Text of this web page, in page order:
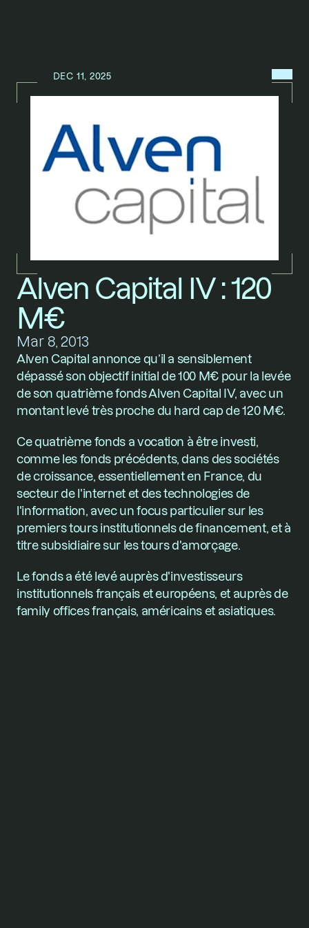
NEW
DEC 11, 2025
Alven Capital IV : 120
M€
Mar 8, 2013
Alven Capital annonce qu’il a sensiblement
dépassé son objectif initial de 100 M€ pour la levée
de son quatrième fonds Alven Capital IV, avec un
montant levé très proche du hard cap de 120 M€.
Ce quatrième fonds a vocation à être investi,
comme les fonds précédents, dans des sociétés
de croissance, essentiellement en France, du
secteur de l'internet et des technologies de
l'information, avec un focus particulier sur les
premiers tours institutionnels de financement, et à
titre subsidiaire sur les tours d'amorçage.
Le fonds a été levé auprès d'investisseurs
institutionnels français et européens, et auprès de
family offices français, américains et asiatiques.